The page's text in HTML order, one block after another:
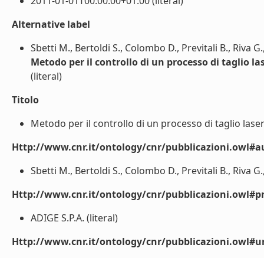
Alternative label
Sbetti M., Bertoldi S., Colombo D., Previtali B., Riva
Metodo per il controllo di un processo di taglio
(literal)
Titolo
Metodo per il controllo di un processo di taglio
Http://www.cnr.it/ontology/cnr/
Sbetti M., Bertoldi S., Colombo D., Previtali B., Riva
Http://www.cnr.it/ontology/cnr/
ADIGE S.P.A. (literal)
Http://www.cnr.it/ontology/cnr/